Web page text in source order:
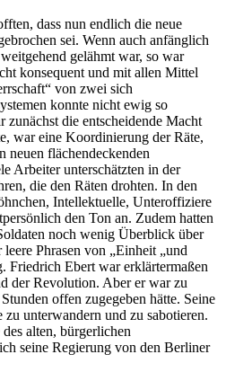
dass nun endlich die neue
sei. Wenn auch anfänglich
gelähmt war, so war
konsequent und mit allen Mittel
von zwei sich
konnte nicht ewig so
zunächst die entscheidende Macht
war eine Koordinierung der Räte,
neuen flächendeckenden
Arbeiter unterschätzten in der
die den Räten drohten. In den
Intellektuelle, Unteroffiziere
den Ton an. Zudem hatten
noch wenig Überblick über
Phrasen von „Einheit „und
Friedrich Ebert war erklärtermaßen
der Revolution. Aber er war zu
offen zugegeben hätte. Seine
unterwandern und zu sabotieren.
alten, bürgerlichen
seine Regierung von den Berliner